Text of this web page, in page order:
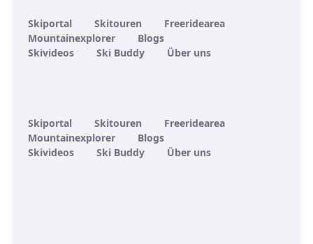
Skiportal Skitouren
Freeridearea
Mountainexplorer
Blogs
Skivideos
Ski Buddy Über uns
Skiportal Skitouren
Freeridearea
Mountainexplorer
Blogs
Skivideos
Ski Buddy Über uns